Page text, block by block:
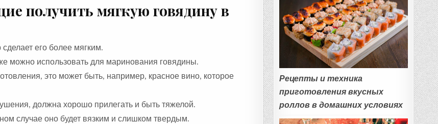
получить мягкую говядину в
его более мягким.
можно использовать для маринования говядины.
это может быть, например, красное вино, которое
должна хорошо прилегать и быть тяжелой.
случае оно будет вязким и слишком твердым.
Рецепты и техника
приготовления вкусных
роллов в домашних условиях